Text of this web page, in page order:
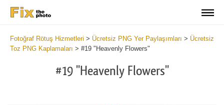
Fotoğraf Rötuş Hizmetleri > Ücretsiz PNG Yer Paylaşımları > Ücretsiz
Toz PNG Kaplamaları > #19 "Heavenly Flowers"
#19 "Heavenly Flowers"